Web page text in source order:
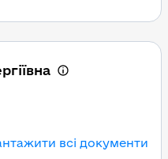
всі документи